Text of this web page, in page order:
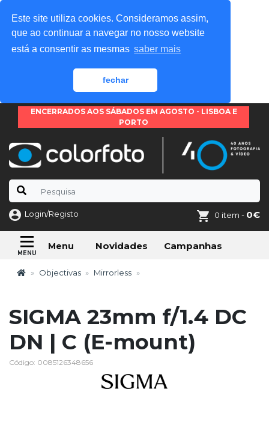
Este site utiliza cookies. Consideramos assim,
que ao continuar a navegar no nosso website
está a consentir as mesmas saber mais
fechar
ENCERRADOS AOS SÁBADOS EM AGOSTO - LISBOA E
PORTO
Login/Registo 0 item - 0€
Menu Novidades Campanhas
Objectivas Mirrorless
SIGMA 23mm f/1.4 DC
DN | C (E-mount)
Código: 0085126348656